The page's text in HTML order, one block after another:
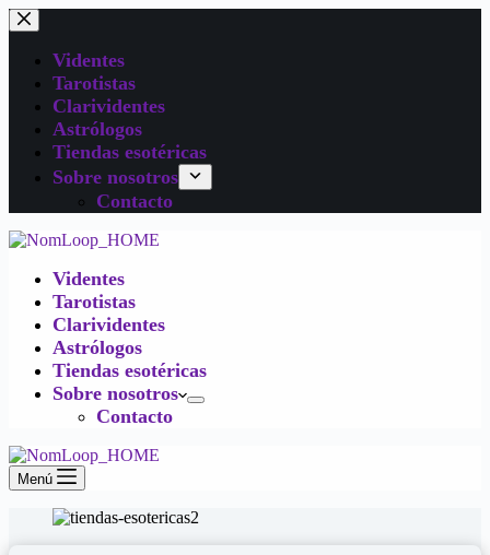
Videntes
Tarotistas
Clarividentes
Astrólogos
Tiendas esotéricas
Sobre nosotros
Contacto
Videntes
Tarotistas
Clarividentes
Astrólogos
Tiendas esotéricas
Sobre nosotros
Contacto
Menú